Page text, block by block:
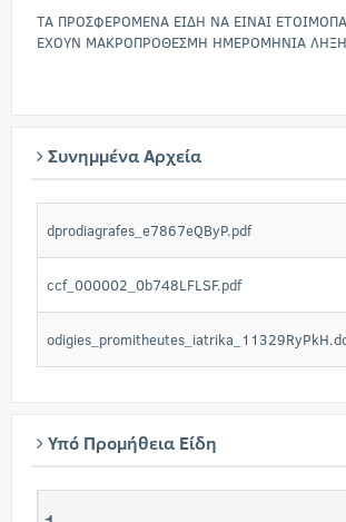
ΤΑ ΠΡΟΣΦΕΡΟΜΕΝΑ ΕΙΔΗ ΝΑ ΕΙΝΑΙ
ΕΧΟΥΝ ΜΑΚΡΟΠΡΟΘΕΣΜΗ ΗΜΕΡΟΜΗΝΙΑ
Συνημμένα Αρχεία
dprodiagrafes_e7867eQByP.pdf
ccf_000002_0b748LFLSF.pdf
Υπό Προμήθεια Είδη